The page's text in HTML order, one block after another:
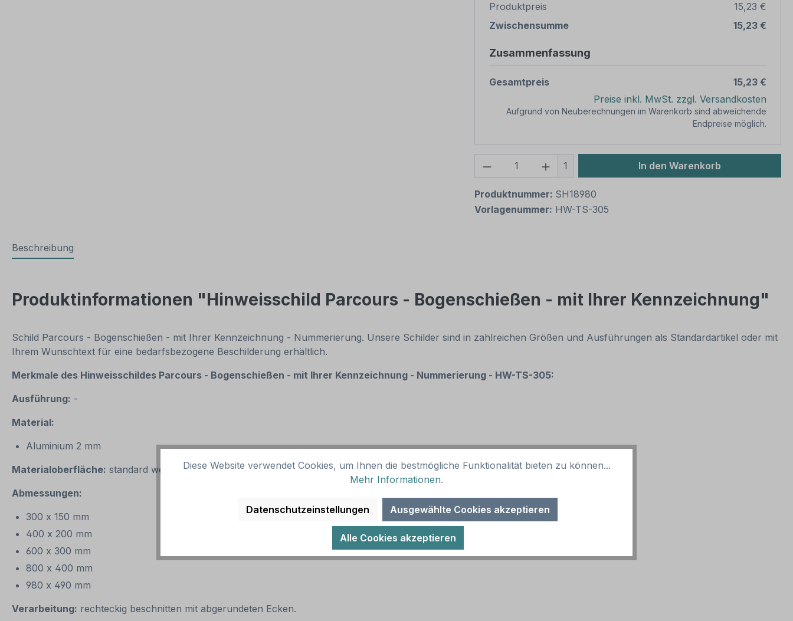
Produktpreis
15,23 €
Zwischensumme
15,23 €
Zusammenfassung
Gesamtpreis
15,23 €
Preise inkl. MwSt. zzgl. Versandkosten
Aufgrund von Neuberechnungen im Warenkorb sind abweichende
Endpreise möglich.
Produkt Anzahl: Gib den gewünschten Wert
1 In den Warenkorb
Produktnummer: SH18980
Vorlagenummer: HW-TS-305
Beschreibung
Produktinformationen "Hinweisschild Parcours - Bogenschießen - mit Ihrer Kennzeichnung"
Schild Parcours - Bogenschießen - mit Ihrer Kennzeichnung - Nummerierung. Unsere Schilder sind in zahlreichen Größen und Ausführungen als Standardartikel oder mit
Ihrem Wunschtext für eine bedarfsbezogene Beschilderung erhältlich.
Merkmale des Hinweisschildes Parcours - Bogenschießen - mit Ihrer Kennzeichnung - Nummerierung - HW-TS-305:
Ausführung: -
Material:
Aluminium 2 mm
Materialoberfläche: standard weiß oder reflektierend RA 1
Abmessungen:
300 x 150 mm
400 x 200 mm
600 x 300 mm
800 x 400 mm
980 x 490 mm
Verarbeitung: rechteckig beschnitten mit abgerundeten Ecken.
Diese Website verwendet Cookies, um Ihnen die bestmögliche Funktionalität bieten zu können...
Mehr Informationen.
Datenschutzeinstellungen Ausgewählte Cookies akzeptieren
Alle Cookies akzeptieren